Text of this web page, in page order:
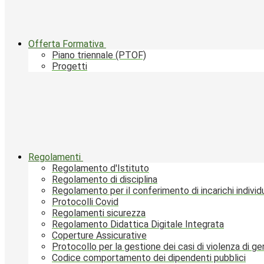
Offerta Formativa
Piano triennale (PTOF)
Progetti
Regolamenti
Regolamento d'Istituto
Regolamento di disciplina
Regolamento per il conferimento di incarichi
Protocolli Covid
Regolamenti sicurezza
Regolamento Didattica Digitale Integrata
Coperture Assicurative
Protocollo per la gestione dei casi di violenza di
Codice comportamento dei dipendenti pubblici